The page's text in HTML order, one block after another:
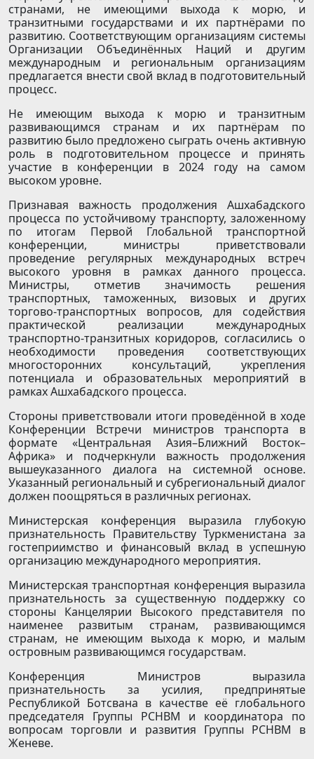
странами, не имеющими выхода к морю, и
транзитными государствами и их партнёрами по
развитию. Соответствующим организациям системы
Организации Объединённых Наций и другим
международным и региональным организациям
предлагается внести свой вклад в подготовительный
процесс.
Не имеющим выхода к морю и транзитным
развивающимся странам и их партнёрам по
развитию было предложено сыграть очень активную
роль в подготовительном процессе и принять
участие в конференции в 2024 году на самом
высоком уровне.
Признавая важность продолжения Ашхабадского
процесса по устойчивому транспорту, заложенному
по итогам Первой Глобальной транспортной
конференции, министры приветствовали
проведение регулярных международных встреч
высокого уровня в рамках данного процесса.
Министры, отметив значимость решения
транспортных, таможенных, визовых и других
торгово-транспортных вопросов, для содействия
практической реализации международных
транспортно-транзитных коридоров, согласились о
необходимости проведения соответствующих
многосторонних консультаций, укрепления
потенциала и образовательных мероприятий в
рамках Ашхабадского процесса.
Стороны приветствовали итоги проведённой в ходе
Конференции Встречи министров транспорта в
формате «Центральная Азия–Ближний Восток–
Африка» и подчеркнули важность продолжения
вышеуказанного диалога на системной основе.
Указанный региональный и субрегиональный диалог
должен поощряться в различных регионах.
Министерская конференция выразила глубокую
признательность Правительству Туркменистана за
гостеприимство и финансовый вклад в успешную
организацию международного мероприятия.
Министерская транспортная конференция выразила
признательность за существенную поддержку со
стороны Канцелярии Высокого представителя по
наименее развитым странам, развивающимся
странам, не имеющим выхода к морю, и малым
островным развивающимся государствам.
Конференция Министров выразила
признательность за усилия, предпринятые
Республикой Ботсвана в качестве её глобального
председателя Группы РСНВМ и координатора по
вопросам торговли и развития Группы РСНВМ в
Женеве.